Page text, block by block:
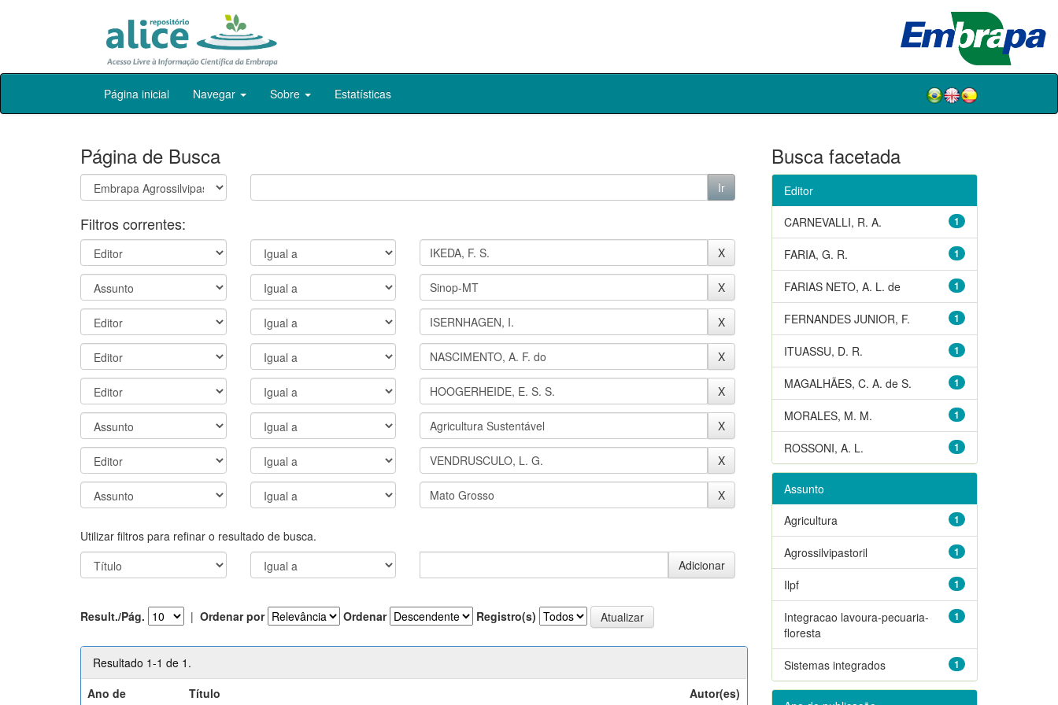
Skip
Página inicial Navegar Sobre Estatísticas
Página de Busca
Filtros correntes:
Utilizar filtros para refinar o resultado de busca.
Result./Pág. | Ordenar por Ordenar Registro(s)
Resultado 1-1 de 1.
Ano de
Título Autor(es)
Busca facetada
Editor
1
CARNEVALLI, R. A.
1
FARIA, G. R.
1
FARIAS NETO, A. L. de
1
FERNANDES JUNIOR, F.
1
ITUASSU, D. R.
1
MAGALHÃES, C. A. de S.
1
MORALES, M. M.
1
ROSSONI, A. L.
Assunto
1
Agricultura
1
Agrossilvipastoril
1
Ilpf
1
Integracao lavoura-pecuaria-
floresta
1
Sistemas integrados